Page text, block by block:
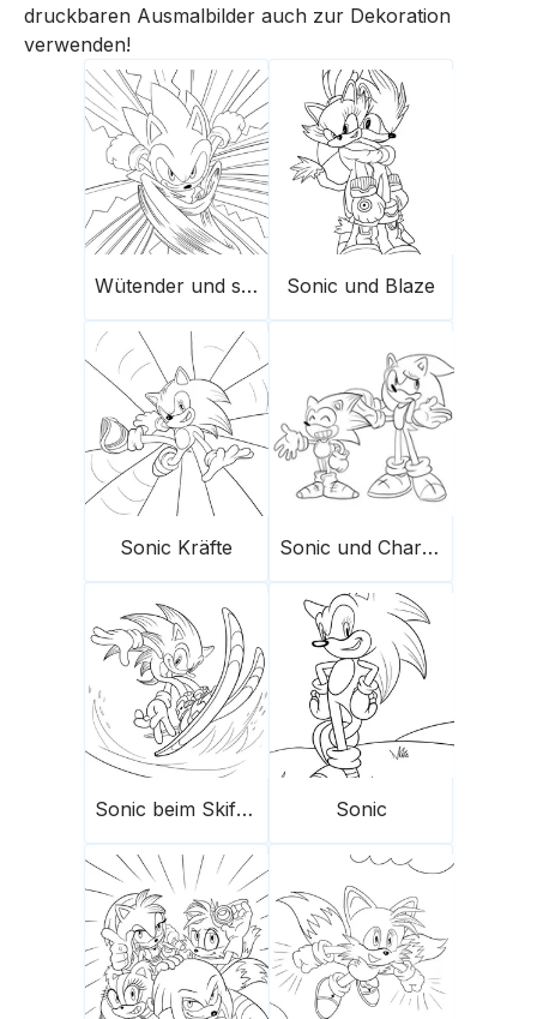
druckbaren Ausmalbilder auch zur Dekoration
verwenden!
Wütender und schneller Sonic Sonic und Blaze
Sonic Kräfte Sonic und Charmy
Sonic beim Skifahren Sonic